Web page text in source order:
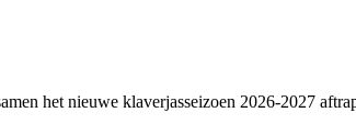
het nieuwe klaverjasseizoen 2026-2027